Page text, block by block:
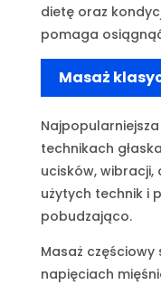
dietę oraz
pomaga
Masaż
technikach
ucisków, wibracji,
użytych technik i
pobudzająco.
Masaż
napięciach